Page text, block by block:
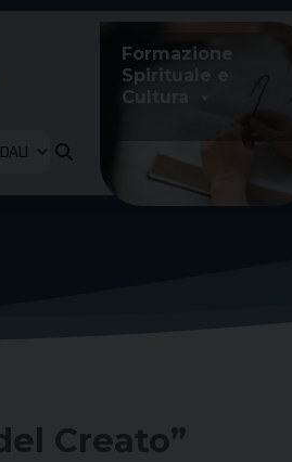
Formazione
Spirituale e
Cultura
Creato”